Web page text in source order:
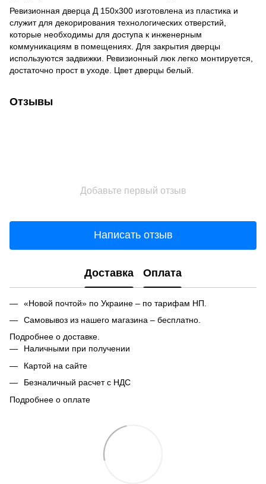
Ревизионная дверца Д 150х300 изготовлена из пластика и
служит для декорирования технологических отверстий,
которые необходимы для доступа к инженерным
коммуникациям в помещениях. Для закрытия дверцы
используются задвижки. Ревизионный люк легко монтируется,
достаточно прост в уходе. Цвет дверцы белый.
Отзывы
Добавьте первый отзыв
Написать отзыв
Доставка Оплата
«Новой почтой» по Украине – по тарифам НП.
Самовывоз из нашего магазина – бесплатно.
Подробнее о доставке.
Наличными при получении
Картой на сайте
Безналичный расчет с НДС
Подробнее о оплате